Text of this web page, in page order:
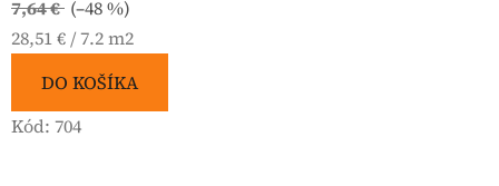
7,64 € (–48 %)
Jednotková
28,51 € / 7.2 m2
DO KOŠÍKA
Kód: 704